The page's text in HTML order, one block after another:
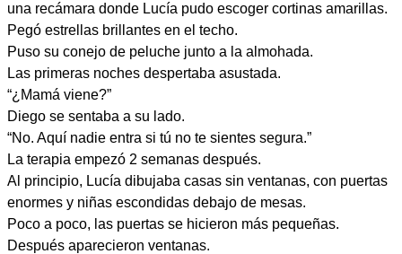
una recámara donde Lucía pudo escoger cortinas amarillas.
Pegó estrellas brillantes en el techo.
Puso su conejo de peluche junto a la almohada.
Las primeras noches despertaba asustada.
“¿Mamá viene?”
Diego se sentaba a su lado.
“No. Aquí nadie entra si tú no te sientes segura.”
La terapia empezó 2 semanas después.
Al principio, Lucía dibujaba casas sin ventanas, con puertas
enormes y niñas escondidas debajo de mesas.
Poco a poco, las puertas se hicieron más pequeñas.
Después aparecieron ventanas.